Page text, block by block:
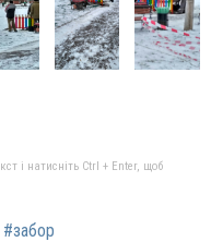
і натисніть Ctrl + Enter, щоб
#забор